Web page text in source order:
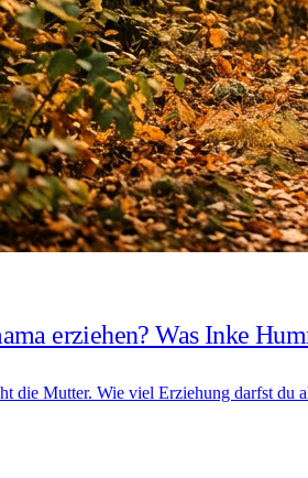
erziehen? Was Inke
die Mutter. Wie viel Erziehung darfst